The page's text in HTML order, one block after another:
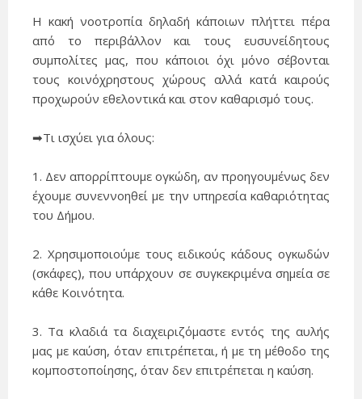
Η κακή νοοτροπία δηλαδή κάποιων πλήττει πέρα
από το περιβάλλον και τους ευσυνείδητους
συμπολίτες μας, που κάποιοι όχι μόνο σέβονται
τους κοινόχρηστους χώρους αλλά κατά καιρούς
προχωρούν εθελοντικά και στον καθαρισμό τους.
➡Τι ισχύει για όλους:
1. Δεν απορρίπτουμε ογκώδη, αν προηγουμένως δεν
έχουμε συνεννοηθεί με την υπηρεσία καθαριότητας
του Δήμου.
2. Χρησιμοποιούμε τους ειδικούς κάδους ογκωδών
(σκάφες), που υπάρχουν σε συγκεκριμένα σημεία σε
κάθε Κοινότητα.
3. Τα κλαδιά τα διαχειριζόμαστε εντός της αυλής
μας με καύση, όταν επιτρέπεται, ή με τη μέθοδο της
κομποστοποίησης, όταν δεν επιτρέπεται η καύση.